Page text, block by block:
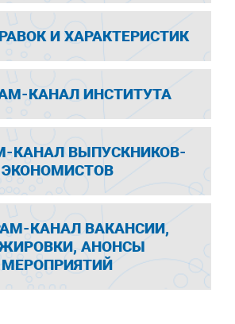
И ХАРАКТЕРИСТИК
КАНАЛ ИНСТИТУТА
КАНАЛ ВЫПУСКНИКОВ-
ЭКОНОМИСТОВ
КАНАЛ ВАКАНСИИ,
АНОНСЫ
МЕРОПРИЯТИЙ